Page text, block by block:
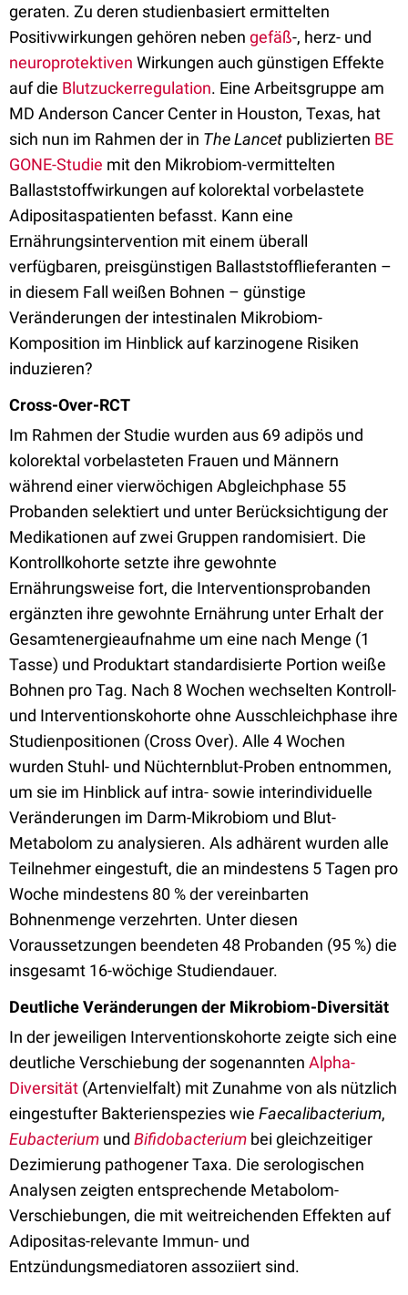
geraten. Zu deren studienbasiert ermittelten
Positivwirkungen gehören neben gefäß-, herz- und
neuroprotektiven Wirkungen auch günstigen Effekte
auf die Blutzuckerregulation. Eine Arbeitsgruppe am
MD Anderson Cancer Center in Houston, Texas, hat
sich nun im Rahmen der in The Lancet publizierten BE
GONE-Studie mit den Mikrobiom-vermittelten
Ballaststoffwirkungen auf kolorektal vorbelastete
Adipositaspatienten befasst. Kann eine
Ernährungsintervention mit einem überall
verfügbaren, preisgünstigen Ballaststofflieferanten –
in diesem Fall weißen Bohnen – günstige
Veränderungen der intestinalen Mikrobiom-
Komposition im Hinblick auf karzinogene Risiken
induzieren?
Cross-Over-RCT
Im Rahmen der Studie wurden aus 69 adipös und
kolorektal vorbelasteten Frauen und Männern
während einer vierwöchigen Abgleichphase 55
Probanden selektiert und unter Berücksichtigung der
Medikationen auf zwei Gruppen randomisiert. Die
Kontrollkohorte setzte ihre gewohnte
Ernährungsweise fort, die Interventionsprobanden
ergänzten ihre gewohnte Ernährung unter Erhalt der
Gesamtenergieaufnahme um eine nach Menge (1
Tasse) und Produktart standardisierte Portion weiße
Bohnen pro Tag. Nach 8 Wochen wechselten Kontroll-
und Interventionskohorte ohne Ausschleichphase ihre
Studienpositionen (Cross Over). Alle 4 Wochen
wurden Stuhl- und Nüchternblut-Proben entnommen,
um sie im Hinblick auf intra- sowie interindividuelle
Veränderungen im Darm-Mikrobiom und Blut-
Metabolom zu analysieren. Als adhärent wurden alle
Teilnehmer eingestuft, die an mindestens 5 Tagen pro
Woche mindestens 80 % der vereinbarten
Bohnenmenge verzehrten. Unter diesen
Voraussetzungen beendeten 48 Probanden (95 %) die
insgesamt 16-wöchige Studiendauer.
Deutliche Veränderungen der Mikrobiom-Diversität
In der jeweiligen Interventionskohorte zeigte sich eine
deutliche Verschiebung der sogenannten Alpha-
Diversität (Artenvielfalt) mit Zunahme von als nützlich
eingestufter Bakterienspezies wie Faecalibacterium,
Eubacterium und Bifidobacterium bei gleichzeitiger
Dezimierung pathogener Taxa. Die serologischen
Analysen zeigten entsprechende Metabolom-
Verschiebungen, die mit weitreichenden Effekten auf
Adipositas-relevante Immun- und
Entzündungsmediatoren assoziiert sind.